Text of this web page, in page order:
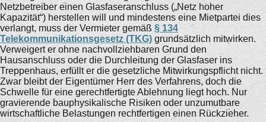
Netzbetreiber einen Glasfaseranschluss („Netz hoher
Kapazität“) herstellen will und mindestens eine Mietpartei dies
verlangt, muss der Vermieter gemäß § 134
Telekommunikationsgesetz (TKG) grundsätzlich mitwirken.
Verweigert er ohne nachvollziehbaren Grund den
Hausanschluss oder die Durchleitung der Glasfaser ins
Treppenhaus, erfüllt er die gesetzliche Mitwirkungspflicht nicht.
Zwar bleibt der Eigentümer Herr des Verfahrens, doch die
Schwelle für eine gerechtfertigte Ablehnung liegt hoch. Nur
gravierende bauphysikalische Risiken oder unzumutbare
wirtschaftliche Belastungen rechtfertigen einen Rückzieher.